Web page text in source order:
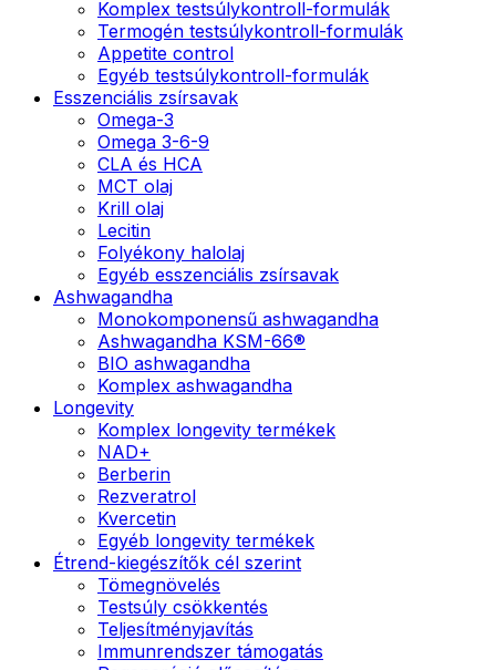
Komplex testsúlykontroll-formulák
Termogén testsúlykontroll-formulák
Appetite control
Egyéb testsúlykontroll-formulák
Esszenciális zsírsavak
Omega-3
Omega 3-6-9
CLA és HCA
MCT olaj
Krill olaj
Lecitin
Folyékony halolaj
Egyéb esszenciális zsírsavak
Ashwagandha
Monokomponensű ashwagandha
Ashwagandha KSM-66®
BIO ashwagandha
Komplex ashwagandha
Longevity
Komplex longevity termékek
NAD+
Berberin
Rezveratrol
Kvercetin
Egyéb longevity termékek
Étrend-kiegészítők cél szerint
Tömegnövelés
Testsúly csökkentés
Teljesítményjavítás
Immunrendszer támogatás